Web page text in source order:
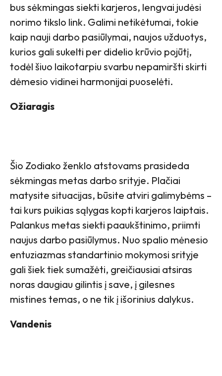
bus sėkmingas siekti karjeros, lengvai judėsi
norimo tikslo link. Galimi netikėtumai, tokie
kaip nauji darbo pasiūlymai, naujos užduotys,
kurios gali sukelti per didelio krūvio pojūtį,
todėl šiuo laikotarpiu svarbu nepamiršti skirti
dėmesio vidinei harmonijai puoselėti.
Ožiaragis
Šio Zodiako ženklo atstovams prasideda
sėkmingas metas darbo srityje. Plačiai
matysite situacijas, būsite atviri galimybėms –
tai kurs puikias sąlygas kopti karjeros laiptais.
Palankus metas siekti paaukštinimo, priimti
naujus darbo pasiūlymus. Nuo spalio mėnesio
entuziazmas standartinio mokymosi srityje
gali šiek tiek sumažėti, greičiausiai atsiras
noras daugiau gilintis į save, į gilesnes
mistines temas, o ne tik į išorinius dalykus.
Vandenis